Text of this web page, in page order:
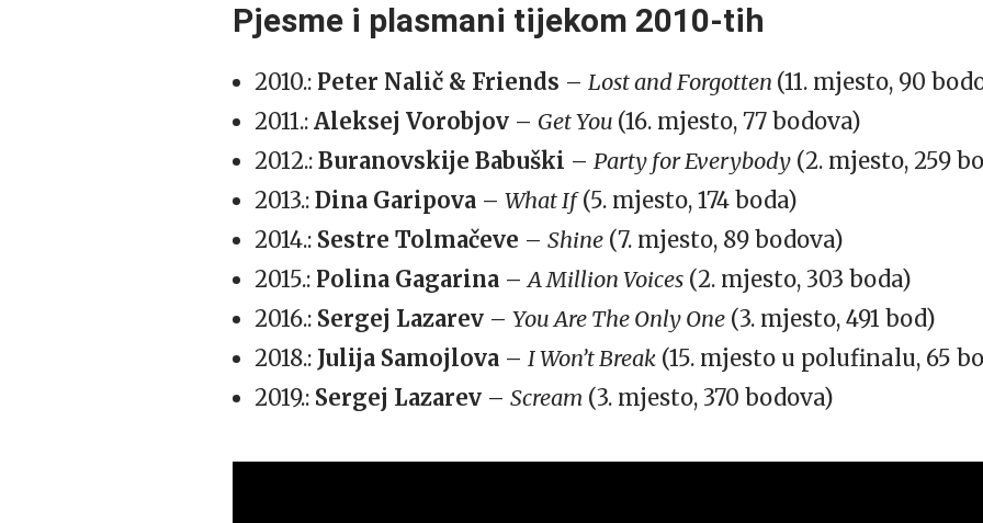
Pjesme i plasmani tijekom 2010-tih
2010.: Peter Nalič & Friends – Lost and Forgotten (11. mjesto, 90
2011.: Aleksej Vorobjov – Get You (16. mjesto, 77 bodova)
2012.: Buranovskije Babuški – Party for Everybody (2. mjesto, 259
2013.: Dina Garipova – What If(5. mjesto, 174 boda)
2014.: Sestre Tolmačeve – Shine (7. mjesto, 89 bodova)
2015.: Polina Gagarina –A Million Voices (2. mjesto, 303 boda)
2016.: Sergej Lazarev – You Are The Only One (3. mjesto, 491 bod)
2018.: Julija Samojlova – I Won’t Break (15. mjesto u polufinalu, 65
2019.: Sergej Lazarev – Scream (3. mjesto, 370 bodova)